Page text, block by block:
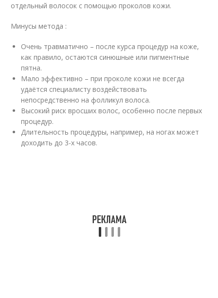
отдельный волосок с помощью проколов кожи.
Минусы метода :
Очень травматично – после курса процедур на коже,
как правило, остаются синюшные или пигментные
пятна.
Мало эффективно – при проколе кожи не всегда
удаётся специалисту воздействовать
непосредственно на фолликул волоса.
Высокий риск вросших волос, особенно после первых
процедур.
Длительность процедуры, например, на ногах может
доходить до 3-х часов.